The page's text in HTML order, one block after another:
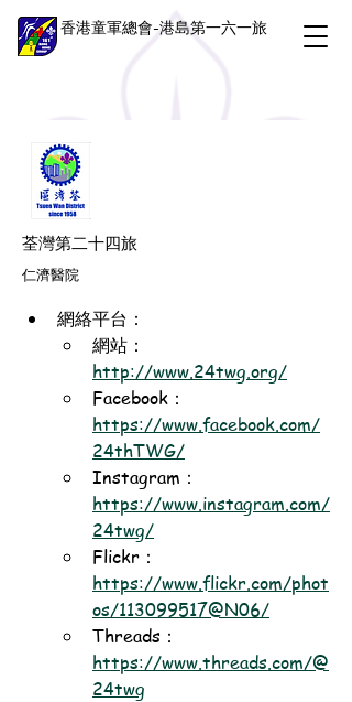
香港童軍總會-港島第一六一旅
荃灣第二十四旅
仁濟醫院
網絡平台：
網站：
http://www.24twg.org/
Facebook：
https://www.facebook.com/
24thTWG/
Instagram：
https://www.instagram.com/
24twg/
Flickr：
https://www.flickr.com/phot
os/113099517@N06/
Threads：
https://www.threads.com/@
24twg